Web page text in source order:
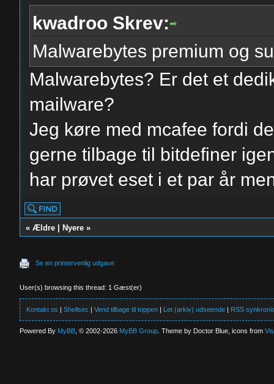
kwadroo Skrev:
Malwarebytes premium og
Malwarebytes? Er det et
mailware?
Jeg køre med mcafee fordi
gerne tilbage til bitdefiner
har prøvet eset i et par år
«Ældre Nyere »
Se en printervenlig udgave
User(s) browsing this thread: 1 Gæst(er)
Kontakt os |Shellsec |Vend tilbage til toppen | Let (arkiv) udseende | RSS
Powered ByMyBB , © 2002-2026MyBB Group . Theme by Doctor Blue, icons from